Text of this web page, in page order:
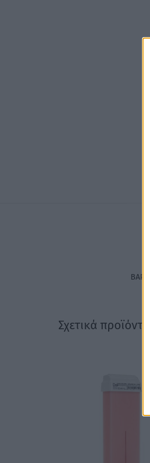
ΒΆΡΟΣ
Σχετικά προϊόντα